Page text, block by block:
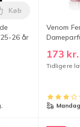
26 år
Læg 1 Mill 100 ml
Køb
Venom
173 kr.
Tidligere